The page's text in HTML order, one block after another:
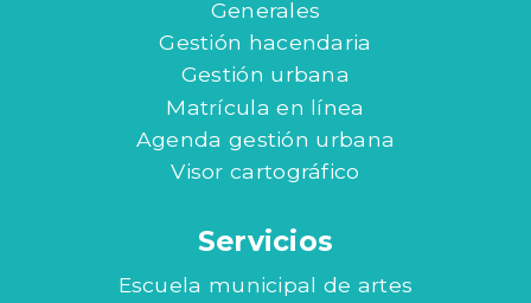
Generales
Gestión hacendaria
Gestión urbana
Matrícula en línea
Agenda gestión urbana
Visor cartográfico
Servicios
Escuela municipal de artes